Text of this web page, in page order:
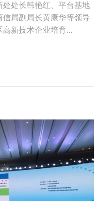
处长韩艳红、平台基地
局副局长黄康华等领导
新技术企业培育...